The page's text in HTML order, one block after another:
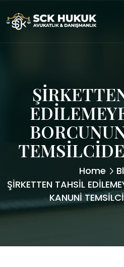
Home
ŞİRKETTEN TAHSİL
KANUNİ